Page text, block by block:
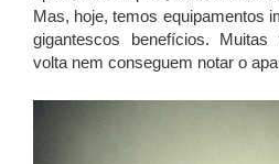
Mas, hoje, temos equipamentos
gigantescos benefícios.
volta nem conseguem notar o